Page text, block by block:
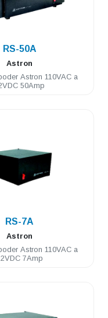
RS-50A
Astron
Astron 110VAC a
50Amp
RS-7A
Astron
Astron 110VAC a
7Amp